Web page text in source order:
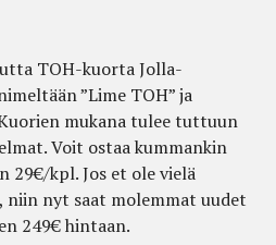
TOH-kuorta Jolla-
”Lime TOH” ja
mukana tulee tuttuun
Voit ostaa kummankin
29€/kpl. Jos et ole vielä
nyt saat molemmat uudet
249€ hintaan.